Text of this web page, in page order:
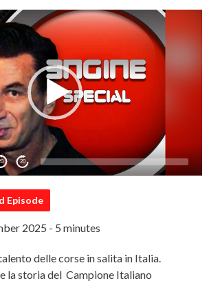
20
Episode
2025 - 5 minutes
delle corse in salita in Italia.
la storia del Campione Italiano